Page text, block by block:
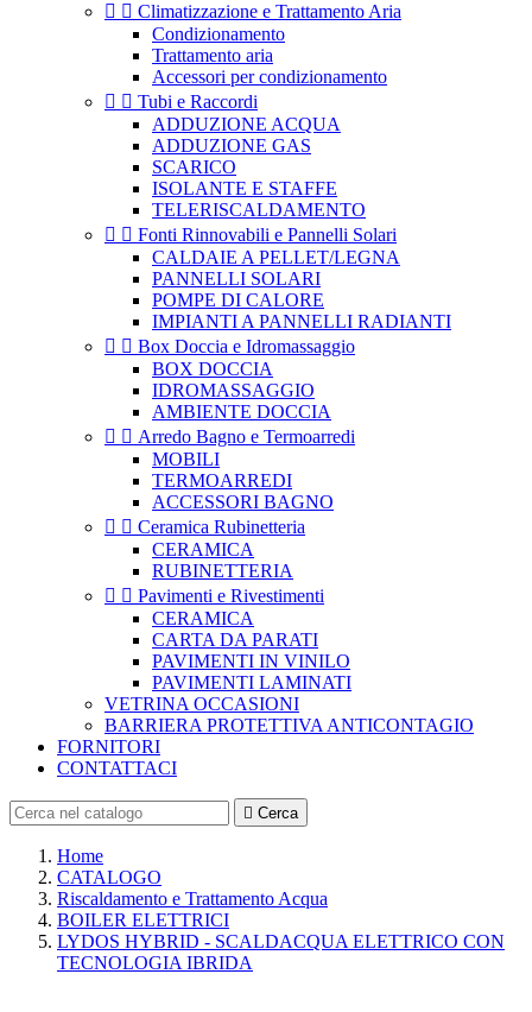
  Climatizzazione e Trattamento Aria
Condizionamento
Trattamento aria
Accessori per condizionamento
  Tubi e Raccordi
ADDUZIONE ACQUA
ADDUZIONE GAS
SCARICO
ISOLANTE E STAFFE
TELERISCALDAMENTO
  Fonti Rinnovabili e Pannelli Solari
CALDAIE A PELLET/LEGNA
PANNELLI SOLARI
POMPE DI CALORE
IMPIANTI A PANNELLI RADIANTI
  Box Doccia e Idromassaggio
BOX DOCCIA
IDROMASSAGGIO
AMBIENTE DOCCIA
  Arredo Bagno e Termoarredi
MOBILI
TERMOARREDI
ACCESSORI BAGNO
  Ceramica Rubinetteria
CERAMICA
RUBINETTERIA
  Pavimenti e Rivestimenti
CERAMICA
CARTA DA PARATI
PAVIMENTI IN VINILO
PAVIMENTI LAMINATI
VETRINA OCCASIONI
BARRIERA PROTETTIVA ANTICONTAGIO
FORNITORI
CONTATTACI
 Cerca
Home
CATALOGO
Riscaldamento e Trattamento Acqua
BOILER ELETTRICI
LYDOS HYBRID - SCALDACQUA ELETTRICO CON
TECNOLOGIA IBRIDA